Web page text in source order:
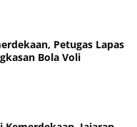
Petugas Lapas
Bola Voli